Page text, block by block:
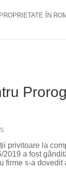
ÎN
privitoare la
a fost
firme s-a